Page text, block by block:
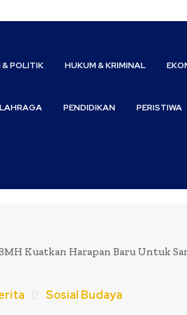
& POLITIK HUKUM & KRIMINAL
PENDIDIKAN PERISTIWA
BMH Kuatkan Harapan Baru Untuk
Sosial Budaya